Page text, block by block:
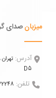
میزبانصدای
آدرس:
D5
تلفن: